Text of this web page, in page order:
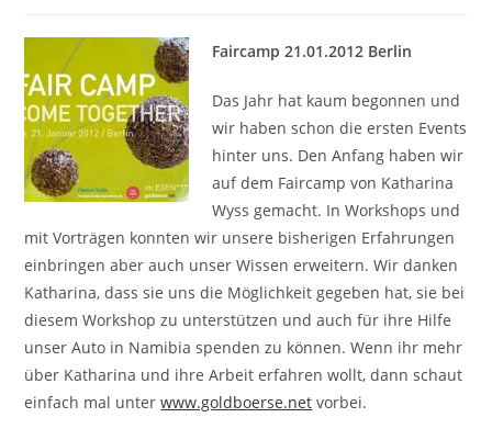
Faircamp 21.01.2012 Berlin
Das Jahr hat kaum begonnen und
wir haben schon die ersten Events
hinter uns. Den Anfang haben wir
auf dem Faircamp von Katharina
Wyss gemacht. In Workshops und
mit Vorträgen konnten wir unsere bisherigen Erfahrungen
einbringen aber auch unser Wissen erweitern. Wir danken
Katharina, dass sie uns die Möglichkeit gegeben hat, sie bei
diesem Workshop zu unterstützen und auch für ihre Hilfe
unser Auto in Namibia spenden zu können. Wenn ihr mehr
über Katharina und ihre Arbeit erfahren wollt, dann schaut
einfach mal unterwww.goldboerse.net vorbei.